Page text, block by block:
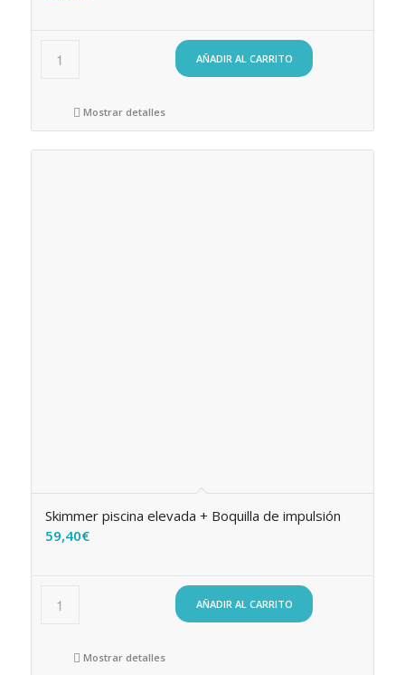
AÑADIR AL CARRITO
Mostrar detalles
Skimmer piscina elevada + Boquilla de impulsión
59,40€
AÑADIR AL CARRITO
Mostrar detalles